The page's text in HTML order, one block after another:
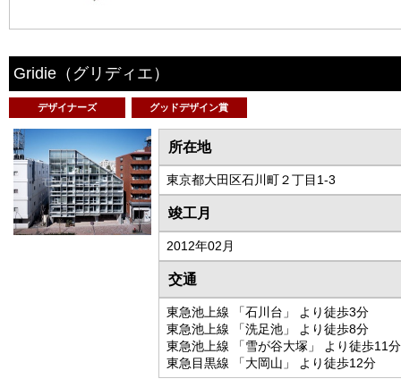
Gridie （グリディエ）
デザイナーズ グッドデザイン賞
所在地
東京都大田区石川町２丁目1-3
竣工月
2012年02月
交通
東急池上線 「石川台」 より徒歩3分
東急池上線 「洗足池」 より徒歩8分
東急池上線 「雪が谷大塚」 より徒歩11分
東急目黒線 「大岡山」 より徒歩12分